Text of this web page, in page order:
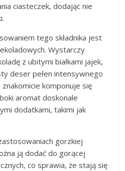
ciasteczek, dodając nie
tego składnika jest
Wystarczy
z ubitymi białkami jajek,
deser pełen intensywnego
komponuje się
aromat doskonale
dodatkami, takimi jak
gorzkiej
ją dodać do gorącej
co sprawia, że stają się